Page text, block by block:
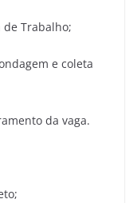
de Trabalho;
e coleta
da vaga.